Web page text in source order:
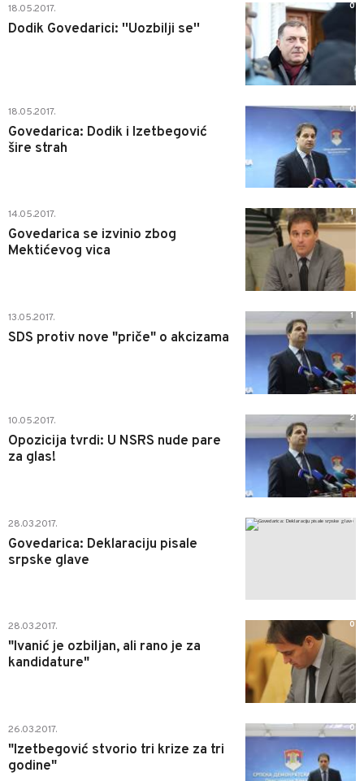
18.05.2017.
Dodik Govedarici: ''Uozbilji se''
0
18.05.2017.
Govedarica: Dodik i Izetbegović
šire strah
0
14.05.2017.
Govedarica se izvinio zbog
Mektićevog vica
1
13.05.2017.
SDS protiv nove "priče" o akcizama
1
10.05.2017.
Opozicija tvrdi: U NSRS nude pare
za glas!
2
28.03.2017.
Govedarica: Deklaraciju pisale
srpske glave
1
28.03.2017.
"Ivanić je ozbiljan, ali rano je za
kandidature"
0
26.03.2017.
"Izetbegović stvorio tri krize za tri
godine"
0